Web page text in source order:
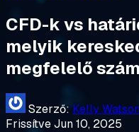
CFD-k vs
melyik
megfelelő
Szerző: Kelly Watson
Frissítve Jun 10, 2025